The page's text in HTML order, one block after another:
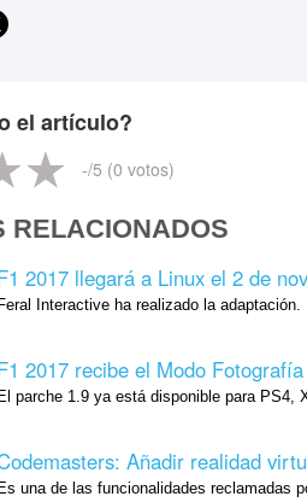
el artículo?
-/5 (0 votos)
RELACIONADOS
2017 llegará a Linux el 2 de
Feral Interactive ha realizado la adaptación.
2017 recibe el Modo
El parche 1.9 ya está disponible para PS4,
Añadir realidad
Es una de las funcionalidades reclamadas